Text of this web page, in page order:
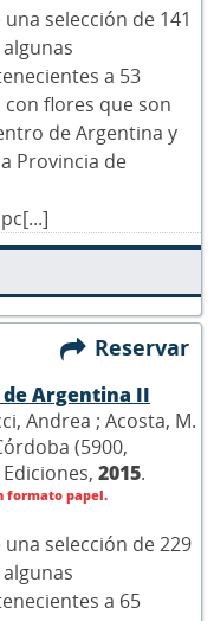
selección de 141
a 53
flores que son
de Argentina y
Provincia de
Reservar
Argentina II
Andrea ; Acosta, M.
(5900,
2015.
formato papel.
selección de 229
a 65